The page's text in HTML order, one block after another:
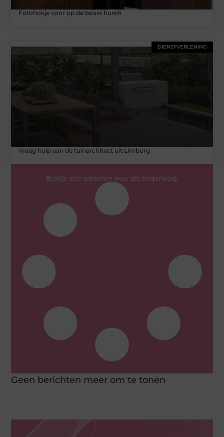
Fotohokje voor op de beurs huren
DIENSTVERLENING
Vraag hulp aan de tuinarchitect uit Limburg
Bekijk alle artikelen over dit onderwerp
Geen berichten meer om te tonen